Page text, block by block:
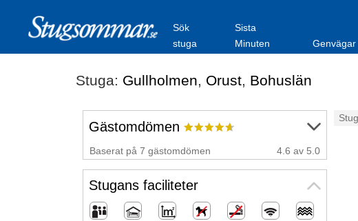
Sök
stuga
Sista
Minuten
Genvägar
Stuga: Gullholmen, Orust, Bohuslän
Gästomdömen
Baserat på 7 gästomdömen 4.6 av 5.0
Stugans faciliteter